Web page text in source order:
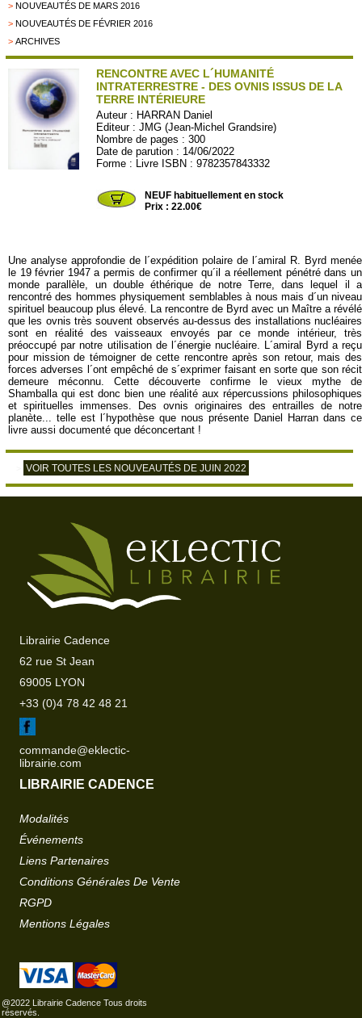
> NOUVEAUTÉS DE MARS 2016
> NOUVEAUTÉS DE FÉVRIER 2016
> ARCHIVES
RENCONTRE AVEC L´HUMANITÉ
INTRATERRESTRE - DES OVNIS ISSUS DE LA
TERRE INTÉRIEURE
Auteur : HARRAN Daniel
Editeur :JMG (Jean-Michel Grandsire)
Nombre de pages : 300
Date de parution : 14/06/2022
Forme : Livre ISBN : 9782357843332
NEUF habituellement en stock
Prix : 22.00€
Une analyse approfondie de l´expédition polaire de l´amiral R. Byrd menée
le 19 février 1947 a permis de confirmer qu´il a réellement pénétré dans un
monde parallèle, un double éthérique de notre Terre, dans lequel il a
rencontré des hommes physiquement semblables à nous mais d´un niveau
spirituel beaucoup plus élevé. La rencontre de Byrd avec un Maître a révélé
que les ovnis très souvent observés au-dessus des installations nucléaires
sont en réalité des vaisseaux envoyés par ce monde intérieur, très
préoccupé par notre utilisation de l´énergie nucléaire. L´amiral Byrd a reçu
pour mission de témoigner de cette rencontre après son retour, mais des
forces adverses l´ont empêché de s´exprimer faisant en sorte que son récit
demeure méconnu. Cette découverte confirme le vieux mythe de
Shamballa qui est donc bien une réalité aux répercussions philosophiques
et spirituelles immenses. Des ovnis originaires des entrailles de notre
planète... telle est l´hypothèse que nous présente Daniel Harran dans ce
livre aussi documenté que déconcertant !
VOIR TOUTES LES NOUVEAUTÉS DE JUIN 2022
Librairie Cadence
62 rue St Jean
69005 LYON
+33 (0)4 78 42 48 21
commande@eklectic-
librairie.com
LIBRAIRIE CADENCE
Modalités
Événements
Liens Partenaires
Conditions Générales De Vente
RGPD
Mentions Légales
@2022 Librairie Cadence Tous droits
réservés.